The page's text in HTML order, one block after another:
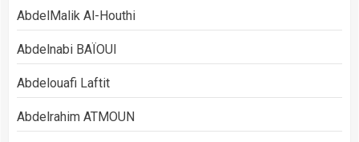
AbdelMalik Al-Houthi
Abdelnabi BAÏOUI
Abdelouafi Laftit
Abdelrahim ATMOUN